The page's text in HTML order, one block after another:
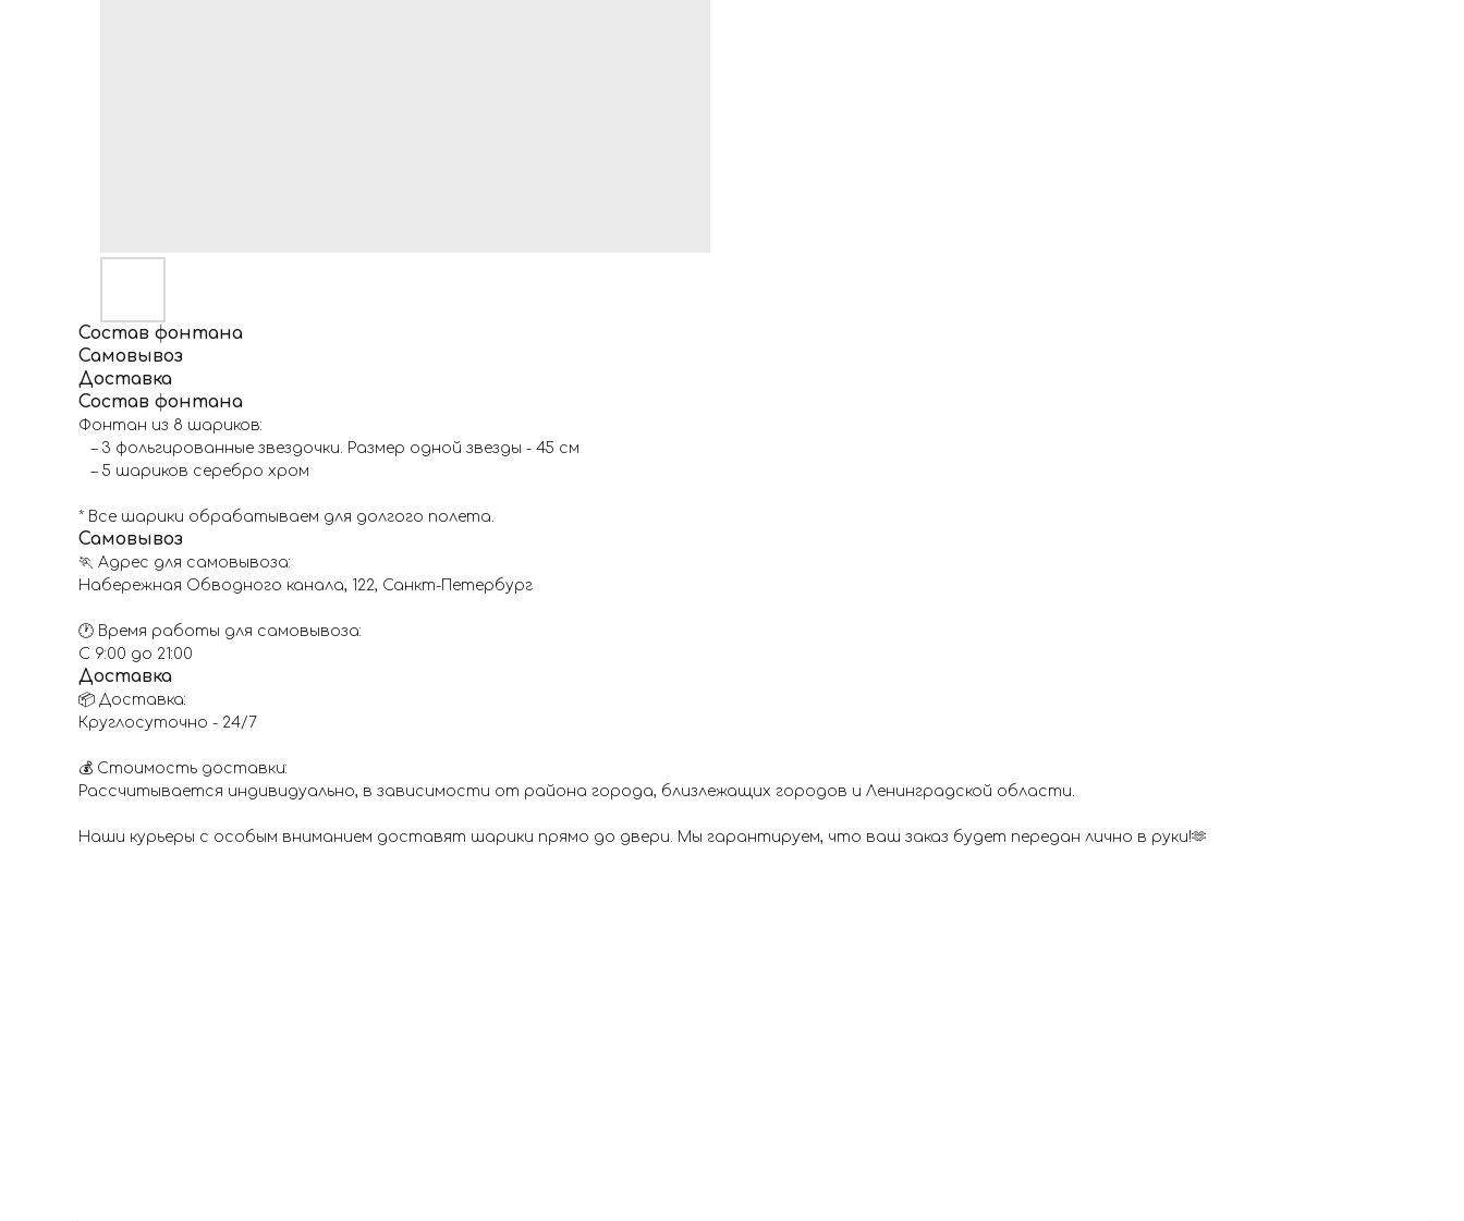
Состав фонтана
Самовывоз
Доставка
Состав фонтана
Фонтан из 8 шариков:
– 3 фольгированные звездочки. Размер одной звезды - 45 см
– 5 шариков серебро хром
* Все шарики обрабатываем для долгого полета.
Самовывоз
🏃 Адрес для самовывоза:
Набережная Обводного канала, 122, Санкт-Петербург
🕐 Время работы для самовывоза:
С 9:00 до 21:00
Доставка
📦 Доставка:
Круглосуточно - 24/7
💰 Стоимость доставки:
Рассчитывается индивидуально, в зависимости от района города, близлежащих городов и Ленинградской области.
Наши курьеры с особым вниманием доставят шарики прямо до двери. Мы гарантируем, что ваш заказ будет передан лично в руки!🫶